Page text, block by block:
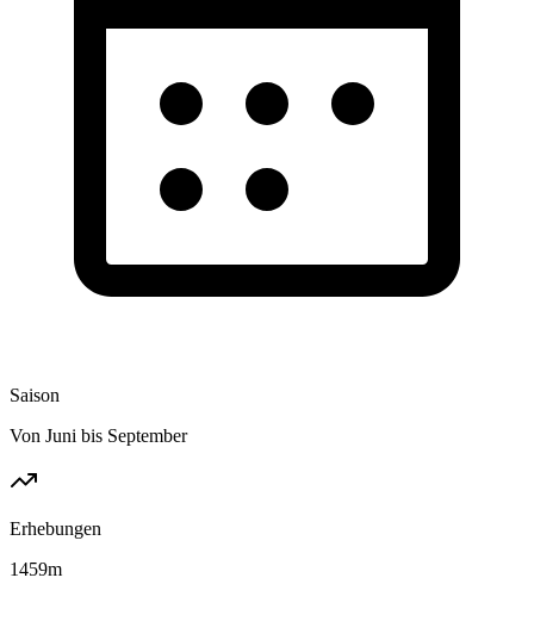
Saison
Von Juni bis September
Erhebungen
1459m